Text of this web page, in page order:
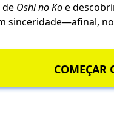
de Oshi no Koe
sinceridade—afinal,
COMEÇAR